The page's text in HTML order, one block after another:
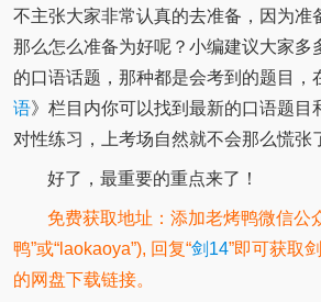
不主张大家非常认真的去准备，因为准
那么怎么准备为好呢？小编建议大家多
的口语话题，那种都是会考到的题目，
语》栏目内你可以找到最新的口语题目
对性练习，上考场自然就不会那么慌张
好了，最重要的重点来了！
免费获取地址：添加老烤鸭微信公
鸭”或“laokaoya”), 回复“剑14”即可获取
的网盘下载链接。